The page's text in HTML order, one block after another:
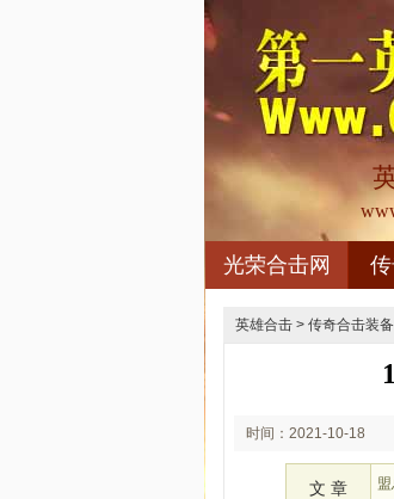
光荣合击网
英雄合击 > 传奇合击装备
时间：2021-10-18
文 章